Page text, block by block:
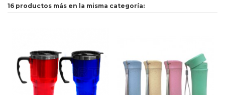
16 productos más en la misma categoría: